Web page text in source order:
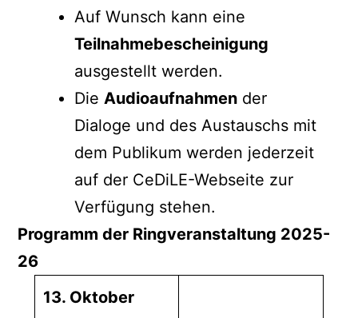
Auf Wunsch kann eine
Teilnahmebescheinigung
ausgestellt werden.
Die Audioaufnahmender
Dialoge und des Austauschs mit
dem Publikum werden jederzeit
auf der CeDiLE-Webseite zur
Verfügung stehen.
Programm der Ringveranstaltung 2025-
26
13. Oktober